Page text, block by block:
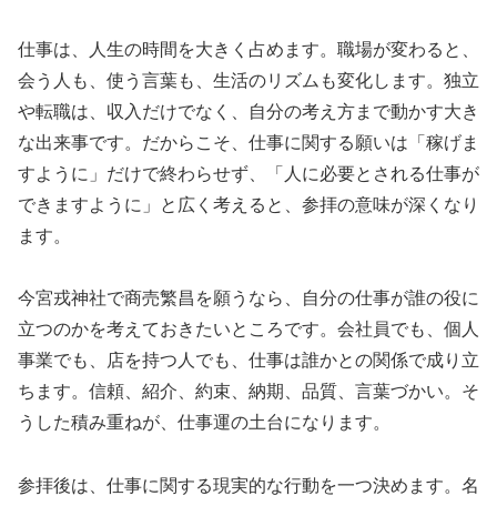
仕事は、人生の時間を大きく占めます。職場が変わると、
会う人も、使う言葉も、生活のリズムも変化します。独立
や転職は、収入だけでなく、自分の考え方まで動かす大き
な出来事です。だからこそ、仕事に関する願いは「稼げま
すように」だけで終わらせず、「人に必要とされる仕事が
できますように」と広く考えると、参拝の意味が深くなり
ます。
今宮戎神社で商売繁昌を願うなら、自分の仕事が誰の役に
立つのかを考えておきたいところです。会社員でも、個人
事業でも、店を持つ人でも、仕事は誰かとの関係で成り立
ちます。信頼、紹介、約束、納期、品質、言葉づかい。そ
うした積み重ねが、仕事運の土台になります。
参拝後は、仕事に関する現実的な行動を一つ決めます。名